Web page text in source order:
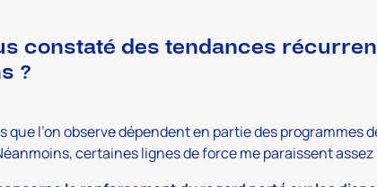
constaté des tendances
?
que l’on observe dépendent en partie des programmes
certaines lignes de force me paraissent